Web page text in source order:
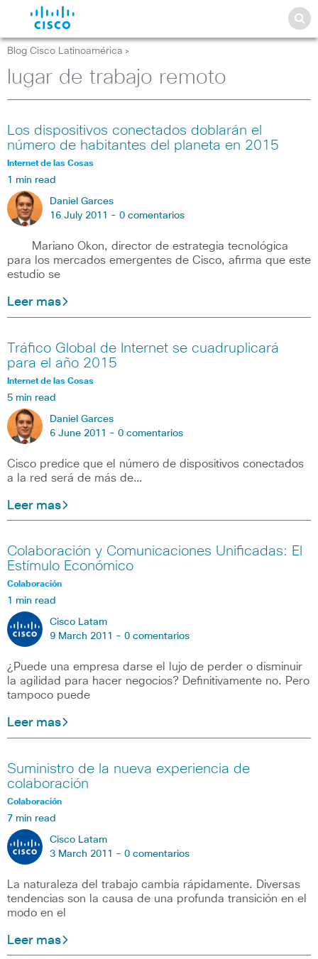
Blog Cisco Latinoamérica >
lugar de trabajo remoto
Los dispositivos conectados doblarán el
número de habitantes del planeta en 2015
Internet de las Cosas
1 min read
Daniel Garces
16 July 2011 - 0 comentarios
Mariano Okon, director de estrategia tecnológica
para los mercados emergentes de Cisco, afirma que este
estudio se
Leer mas
Tráfico Global de Internet se cuadruplicará
para el año 2015
Internet de las Cosas
5 min read
Daniel Garces
6 June 2011 - 0 comentarios
Cisco predice que el número de dispositivos conectados
a la red será de más de…
Leer mas
Colaboración y Comunicaciones Unificadas: El
Estímulo Económico
Colaboración
1 min read
Cisco Latam
9 March 2011 - 0 comentarios
¿Puede una empresa darse el lujo de perder o disminuir
la agilidad para hacer negocios? Definitivamente no. Pero
tampoco puede
Leer mas
Suministro de la nueva experiencia de
colaboración
Colaboración
7 min read
Cisco Latam
3 March 2011 - 0 comentarios
La naturaleza del trabajo cambia rápidamente. Diversas
tendencias son la causa de una profunda transición en el
modo en el
Leer mas